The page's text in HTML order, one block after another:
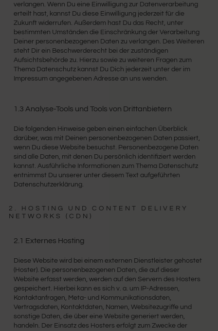
verlangen. Wenn Du eine Einwilligung zur Datenverarbeitung
erteilt hast, kannst Du diese Einwilligung jederzeit für die
Zukunft widerrufen. Außerdem hast Du das Recht, unter
bestimmten Umständen die Einschränkung der Verarbeitung
Deiner personenbezogenen Daten zu verlangen. Des Weiteren
steht Dir ein Beschwerderecht bei der zuständigen
Aufsichtsbehörde zu. Hierzu sowie zu weiteren Fragen zum
Thema Datenschutz kannst Du Dich jederzeit unter der im
Impressum angegebenen Adresse an uns wenden.
1.3 Analyse-Tools und Tools von Drittanbietern
Die folgenden Hinweise geben einen einfachen Überblick
darüber, was mit Deinen personenbezogenen Daten passiert,
wenn Du diese Website besuchst. Personenbezogene Daten
sind alle Daten, mit denen Du persönlich identifiziert werden
kannst. Ausführliche Informationen zum Thema Datenschutz
entnimmst Du unserer unter diesem Text aufgeführten
Datenschutzerklärung.
2. HOSTING UND CONTENT DELIVERY
NETWORKS (CDN)
2.1 Externes Hosting
Diese Website wird bei einem externen Dienstleister gehostet
(Hoster). Die personenbezogenen Daten, die auf dieser
Website erfasst werden, werden auf den Servern des Hosters
gespeichert. Hierbei kann es sich v. a. um IP-Adressen,
Kontaktanfragen, Meta- und Kommunikationsdaten,
Vertragsdaten, Kontaktdaten, Namen, Websitezugriffe und
sonstige Daten, die über eine Website generiert werden,
handeln. Der Einsatz des Hosters erfolgt zum Zwecke der